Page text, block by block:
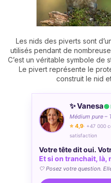
Les nids des piverts sont
utilisés pendant de
C’est un véritable symbole de
Le pivert représente le
construit le nid
✨ Vanesa🟢
Médium pure –
⭐ 4,9· +47 000
satisfaction
Votre tête dit oui.
Et si on tranchait, là,
🤍 Posez votre question.